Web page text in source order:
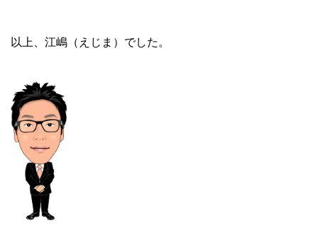
以上、江嶋（えじま）でした。